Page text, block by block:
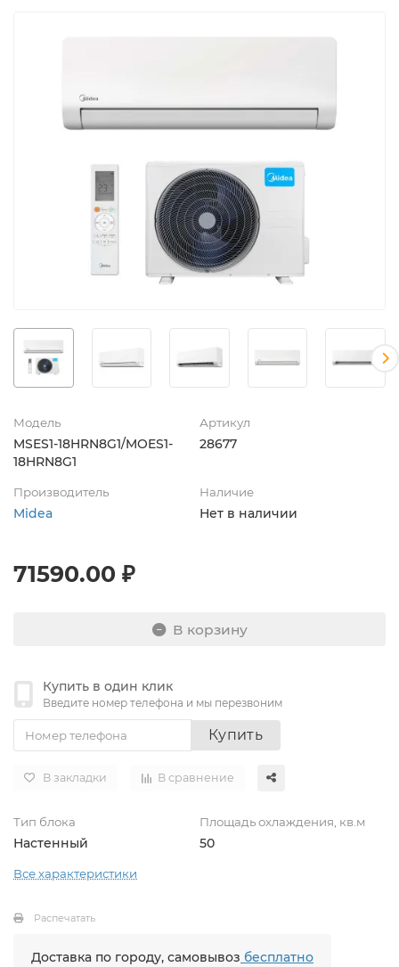
Модель
MSES1-18HRN8G1/MOES1-
18HRN8G1
Артикул
28677
Производитель
Midea
Наличие
Нет в наличии
71590.00 ₽
В корзину
Купить в один клик
Введите номер телефона и мы перезвоним
Купить
В закладки В сравнение
Тип блока
Настенный
Площадь охлаждения, кв.м
50
Все характеристики
Распечатать
Доставка по городу, самовывоз бесплатно